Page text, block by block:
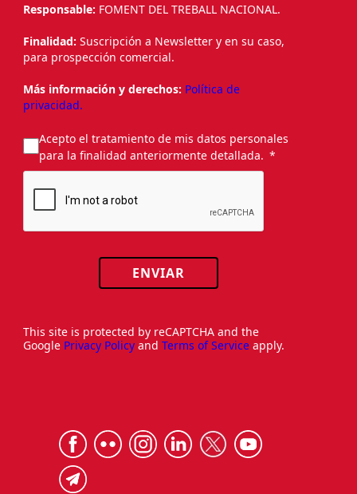
Responsable: FOMENT DEL TREBALL NACIONAL.
Finalidad: Suscripción a Newsletter y en su caso,
para prospección comercial.
Más información y derechos: Política de
privacidad.
Acepto el tratamiento de mis datos personales
para la finalidad anteriormente detallada.
ENVIAR
This site is protected by reCAPTCHA and the
Google Privacy Policy and Terms of Service apply.